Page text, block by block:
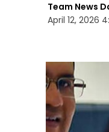
Team News
April 12, 2026